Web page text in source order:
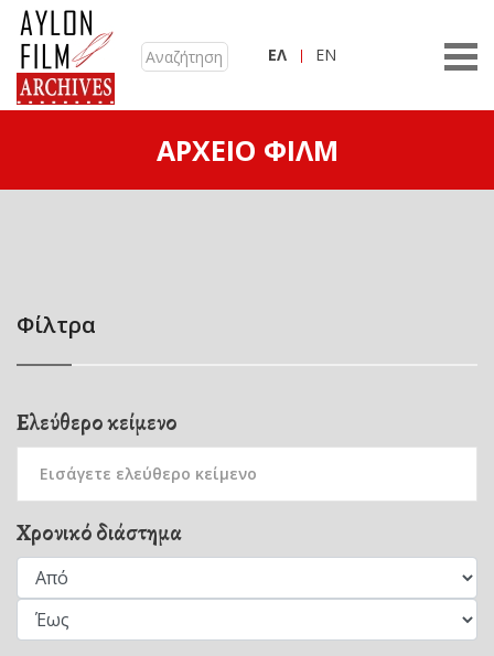
ΕΛ EN
ΑΡΧΕΊΟ ΦΙΛΜ
Φίλτρα
Ελεύθερο κείμενο
Χρονικό διάστημα